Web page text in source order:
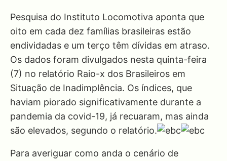
Pesquisa do Instituto Locomotiva aponta que
oito em cada dez famílias brasileiras estão
endividadas e um terço têm dívidas em atraso.
Os dados foram divulgados nesta quinta-feira
(7) no relatório Raio-x dos Brasileiros em
Situação de Inadimplência. Os índices, que
haviam piorado significativamente durante a
pandemia da covid-19, já recuaram, mas ainda
são elevados, segundo o relatório.
Para averiguar como anda o cenário de